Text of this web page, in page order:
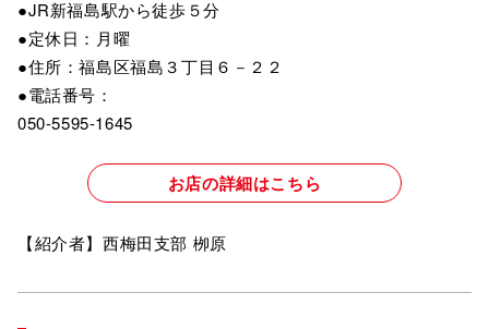
●JR新福島駅から徒歩５分
●定休日：月曜
●住所：福島区福島３丁目６－２２
●電話番号：
050-5595-1645
お店の詳細はこちら
【紹介者】西梅田支部 栁原